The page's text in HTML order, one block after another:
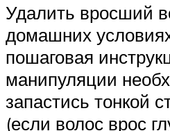
Удалить вросший
домашних
пошаговая
манипуляции
запастись тонкой
(если волос врос